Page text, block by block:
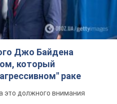
13-летняя
обстрела
только